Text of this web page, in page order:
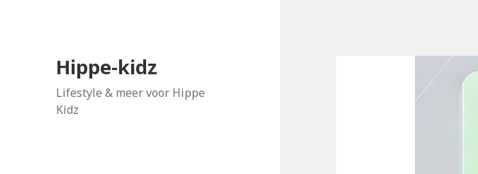
Hippe-kidz
Lifestyle & meer voor Hippe
Kidz